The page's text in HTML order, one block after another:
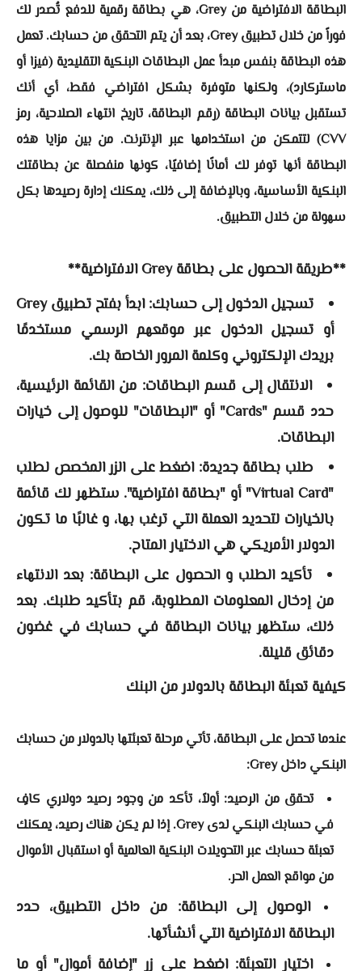
البطاقة الافتراضية من Grey، هي بطاقة رقمية للدفع تُصدر لك
فوراً من خلال تطبيق Grey، بعد أن يتم التحقق من حسابك. تعمل
هذه البطاقة بنفس مبدأ عمل البطاقات البنكية التقليدية (فيزا أو
ماستركارد)، ولكنها متوفرة بشكل افتراضي فقط، أي أنك
تستقبل بيانات البطاقة (رقم البطاقة، تاريخ انتهاء الصلاحية، رمز
CVV) لتتمكن من استخدامها عبر الإنترنت. من بين مزايا هذه
البطاقة أنها توفر لك أمانًا إضافيًا، كونها منفصلة عن بطاقتك
البنكية الأساسية، وبالإضافة إلى ذلك، يمكنك إدارة رصيدها بكل
سهولة من خلال التطبيق.
**طريقة الحصول على بطاقة Grey الافتراضية**
تسجيل الدخول إلى حسابك: ابدأ بفتح تطبيق Grey
أو تسجيل الدخول عبر موقعهم الرسمي مستخدمًا
بريدك الإلكتروني وكلمة المرور الخاصة بك.
الانتقال إلى قسم البطاقات: من القائمة الرئيسية،
حدد قسم "Cards" أو "البطاقات" للوصول إلى خيارات
البطاقات.
طلب بطاقة جديدة: اضغط على الزر المخصص لطلب
"Virtual Card" أو "بطاقة افتراضية". ستظهر لك قائمة
بالخيارات لتحديد العملة التي ترغب بها، و غالبًا ما تكون
الدولار الأمريكي هي الاختيار المتاح.
تأكيد الطلب و الحصول على البطاقة: بعد الانتهاء
من إدخال المعلومات المطلوبة، قم بتأكيد طلبك. بعد
ذلك، ستظهر بيانات البطاقة في حسابك في غضون
دقائق قليلة.
كيفية تعبئة البطاقة بالدولار من البنك
عندما تحصل على البطاقة، تأتي مرحلة تعبئتها بالدولار من حسابك
البنكي داخل Grey:
تحقق من الرصيد: أولاً، تأكد من وجود رصيد دولاري كافٍ
في حسابك البنكي لدى Grey. إذا لم يكن هناك رصيد، يمكنك
تعبئة حسابك عبر التحويلات البنكية العالمية أو استقبال الأموال
من مواقع العمل الحر.
الوصول إلى البطاقة: من داخل التطبيق، حدد
البطاقة الافتراضية التي أنشأتها.
اختيار التعبئة: اضغط على زر "إضافة أموال" أو ما